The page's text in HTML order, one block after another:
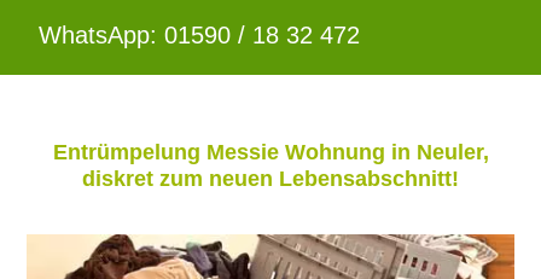
WhatsApp: 01590 / 18 32 472
Entrümpelung Messie Wohnung in Neuler,
diskret zum neuen Lebensabschnitt!